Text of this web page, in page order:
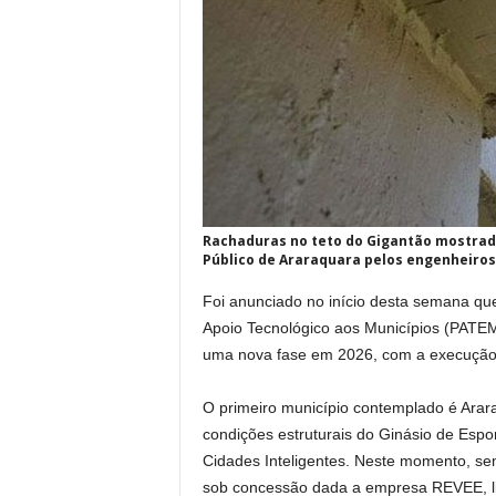
Rachaduras no teto do Gigantão
Público de Araraquara pelos
Foi anunciado no início desta semana
Apoio Tecnológico aos Municípios
uma nova fase em 2026, com a
O primeiro município contemplado é
condições estruturais do Ginásio de
Cidades Inteligentes. Neste momento,
sob concessão dada a empresa